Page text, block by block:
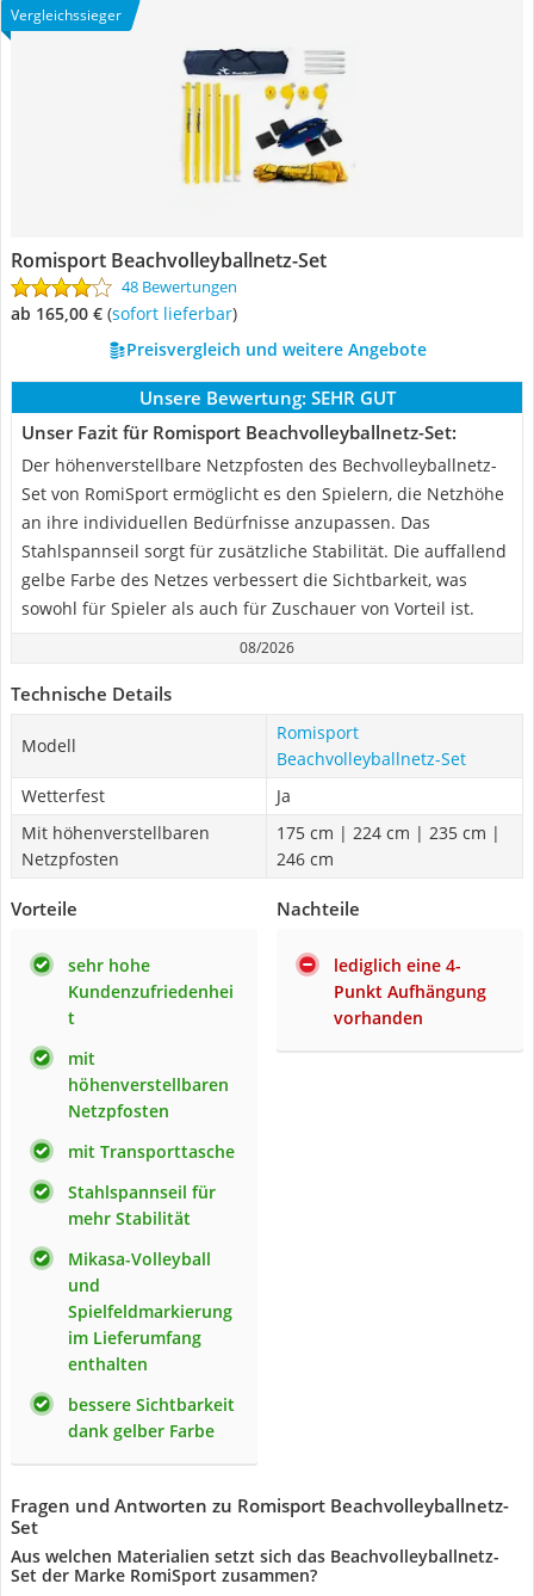
Vergleichssieger
Romisport Beachvolleyballnetz-Set
48 Bewertungen
ab 165,00 € ( Sofort lieferbar)
Preisvergleich und weitere Angebote
Unsere Bewertung: SEHR GUT
Unser Fazit für Romisport Beachvolleyballnetz-Set:
Der höhenverstellbare Netzpfosten des Bechvolleyballnetz-
Set von RomiSport ermöglicht es den Spielern, die Netzhöhe
an ihre individuellen Bedürfnisse anzupassen. Das
Stahlspannseil sorgt für zusätzliche Stabilität. Die auffallend
gelbe Farbe des Netzes verbessert die Sichtbarkeit, was
sowohl für Spieler als auch für Zuschauer von Vorteil ist.
08/2026
Technische Details
Modell
Romisport
Beachvolleyballnetz-Set
Wetterfest
Ja
Mit höhenverstellbaren
Netzpfosten
175 cm | 224 cm | 235 cm |
246 cm
Vorteile
sehr hohe
Kundenzufriedenhei
t
mit
höhenverstellbaren
Netzpfosten
mit Transporttasche
Stahlspannseil für
mehr Stabilität
Mikasa-Volleyball
und
Spielfeldmarkierung
im Lieferumfang
enthalten
bessere Sichtbarkeit
dank gelber Farbe
Nachteile
lediglich eine 4-
Punkt Aufhängung
vorhanden
Fragen und Antworten zu Romisport Beachvolleyballnetz-
Set
Aus welchen Materialien setzt sich das Beachvolleyballnetz-
Set der Marke RomiSport zusammen?